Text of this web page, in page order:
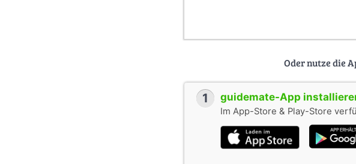
Oder nutze die
1 guidemate-App
Im App-Store & Play-Store